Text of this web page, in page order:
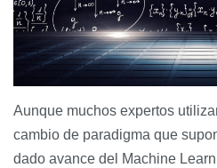
Aunque muchos expertos
cambio de paradigma que
dado avance del Machine